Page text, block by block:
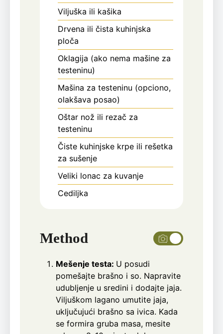
Viljuška ili kašika
Drvena ili čista kuhinjska
ploča
Oklagija (ako nema mašine za
testeninu)
Mašina za testeninu (opciono,
olakšava posao)
Oštar nož ili rezač za
testeninu
Čiste kuhinjske krpe ili rešetka
za sušenje
Veliki lonac za kuvanje
Cediljka
Method
Mešenje testa: U posudi
pomešajte brašno i so. Napravite
udubljenje u sredini i dodajte jaja.
Viljuškom lagano umutite jaja,
uključujući brašno sa ivica. Kada
se formira gruba masa, mesite